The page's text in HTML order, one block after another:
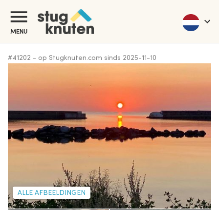
MENU
#41202 - op Stugknuten.com sinds 2025-11-10
ALLE AFBEELDINGEN